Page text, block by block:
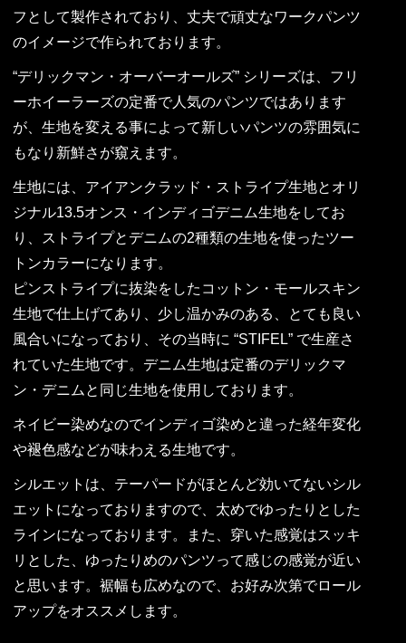
フとして製作されており、丈夫で頑丈なワークパンツ
のイメージで作られております。
“デリックマン・オーバーオールズ” シリーズは、フリ
ーホイーラーズの定番で人気のパンツではあります
が、生地を変える事によって新しいパンツの雰囲気に
もなり新鮮さが窺えます。
生地には、アイアンクラッド・ストライプ生地とオリ
ジナル13.5オンス・インディゴデニム生地をしてお
り、ストライプとデニムの2種類の生地を使ったツー
トンカラーになります。
ピンストライプに抜染をしたコットン・モールスキン
生地で仕上げてあり、少し温かみのある、とても良い
風合いになっており、その当時に “STIFEL” で生産さ
れていた生地です。デニム生地は定番のデリックマ
ン・デニムと同じ生地を使用しております。
ネイビー染めなのでインディゴ染めと違った経年変化
や褪色感などが味わえる生地です。
シルエットは、テーパードがほとんど効いてないシル
エットになっておりますので、太めでゆったりとした
ラインになっております。また、穿いた感覚はスッキ
リとした、ゆったりめのパンツって感じの感覚が近い
と思います。裾幅も広めなので、お好み次第でロール
アップをオススメします。